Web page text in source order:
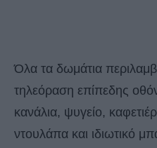
Όλα τα δωμάτια
τηλεόραση επίπεδης
κανάλια, ψυγείο,
ντουλάπα και ιδιωτικό